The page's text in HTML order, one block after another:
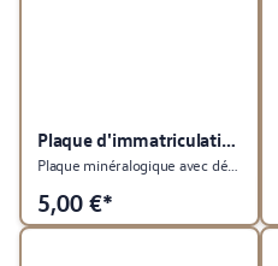
Plaque d'immatriculation du véhicule
5,00 €*